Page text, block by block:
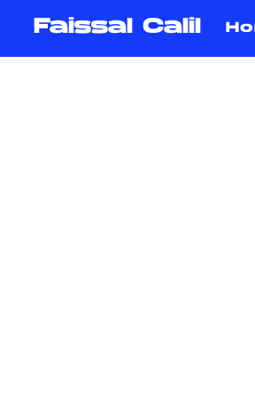
Faissal Calil